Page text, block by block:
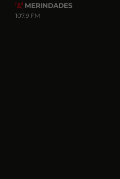
MERINDADES
107.9 FM